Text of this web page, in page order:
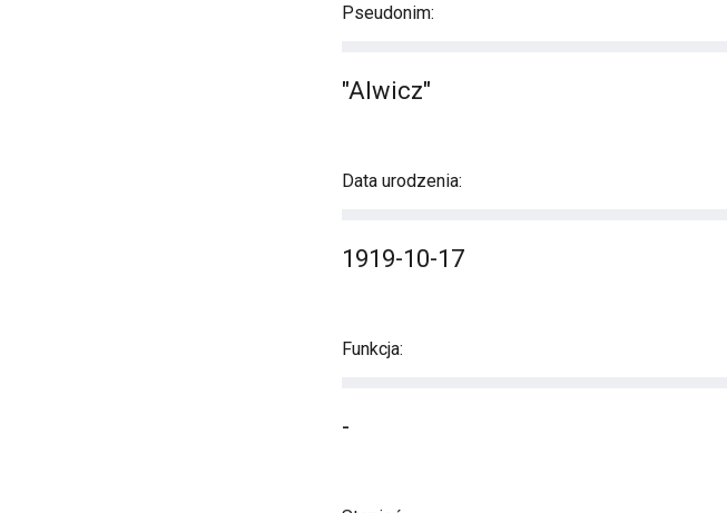
Pseudonim:
"Alwicz"
Data urodzenia:
1919-10-17
Funkcja:
-